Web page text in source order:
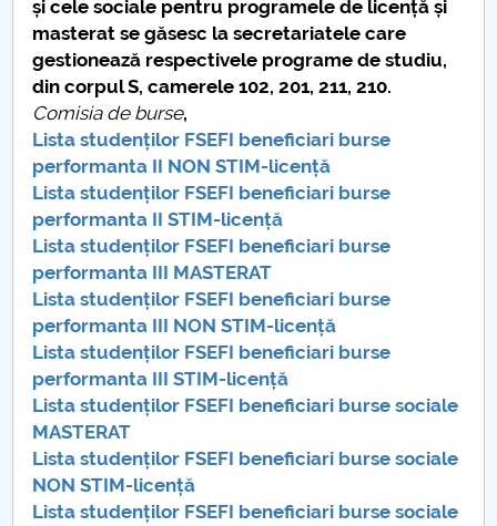
și cele sociale pentru programele de licență și
masterat se găsesc la secretariatele care
gestionează respectivele programe de studiu,
din corpul S,camerele 102, 201, 211, 210.
Comisia de burse,
Lista studenților FSEFI beneficiari burse
performanta II NON STIM-licență
Lista studenților FSEFI beneficiari burse
performanta II STIM-licență
Lista studenților FSEFI beneficiari burse
performanta III MASTERAT
Lista studenților FSEFI beneficiari burse
performanta III NON STIM-licență
Lista studenților FSEFI beneficiari burse
performanta III STIM-licență
Lista studenților FSEFI beneficiari burse sociale
MASTERAT
Lista studenților FSEFI beneficiari burse sociale
NON STIM-licență
Lista studenților FSEFI beneficiari burse sociale